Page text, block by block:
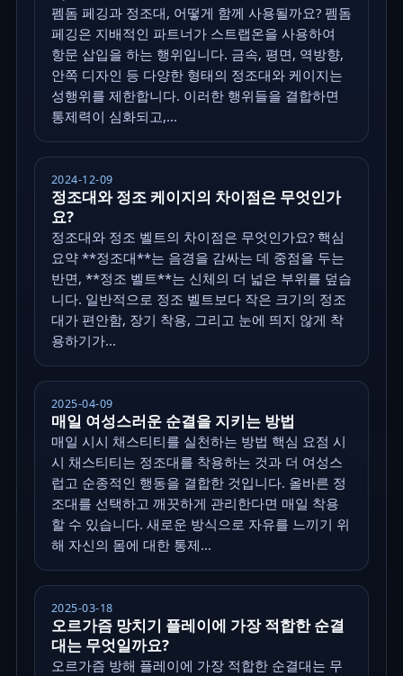
펨돔 페깅과 정조대, 어떻게 함께 사용될까요? 펨돔
페깅은 지배적인 파트너가 스트랩온을 사용하여
항문 삽입을 하는 행위입니다. 금속, 평면, 역방향,
안쪽 디자인 등 다양한 형태의 정조대와 케이지는
성행위를 제한합니다. 이러한 행위들을 결합하면
통제력이 심화되고,...
2024-12-09
정조대와 정조 케이지의 차이점은 무엇인가
요?
정조대와 정조 벨트의 차이점은 무엇인가요? 핵심
요약 **정조대**는 음경을 감싸는 데 중점을 두는
반면, **정조 벨트**는 신체의 더 넓은 부위를 덮습
니다. 일반적으로 정조 벨트보다 작은 크기의 정조
대가 편안함, 장기 착용, 그리고 눈에 띄지 않게 착
용하기가...
2025-04-09
매일 여성스러운 순결을 지키는 방법
매일 시시 채스티티를 실천하는 방법 핵심 요점 시
시 채스티티는 정조대를 착용하는 것과 더 여성스
럽고 순종적인 행동을 결합한 것입니다. 올바른 정
조대를 선택하고 깨끗하게 관리한다면 매일 착용
할 수 있습니다. 새로운 방식으로 자유를 느끼기 위
해 자신의 몸에 대한 통제...
2025-03-18
오르가즘 망치기 플레이에 가장 적합한 순결
대는 무엇일까요?
오르가즘 방해 플레이에 가장 적합한 순결대는 무